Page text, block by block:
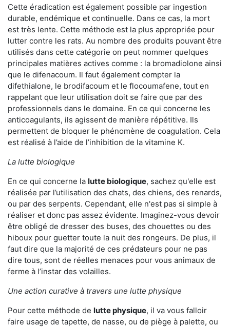
Cette éradication est également possible par ingestion
durable, endémique et continuelle. Dans ce cas, la mort
est très lente. Cette méthode est la plus appropriée pour
lutter contre les rats. Au nombre des produits pouvant être
utilisés dans cette catégorie on peut nommer quelques
principales matières actives comme : la bromadiolone ainsi
que le difenacoum. Il faut également compter la
difethialone, le brodifacoum et le flocoumafene, tout en
rappelant que leur utilisation doit se faire que par des
professionnels dans le domaine. En ce qui concerne les
anticoagulants, ils agissent de manière répétitive. Ils
permettent de bloquer le phénomène de coagulation. Cela
est réalisé à l’aide de l’inhibition de la vitamine K.
La lutte biologique
En ce qui concerne la lutte biologique, sachez qu'elle est
réalisée par l’utilisation des chats, des chiens, des renards,
ou par des serpents. Cependant, elle n'est pas si simple à
réaliser et donc pas assez évidente. Imaginez-vous devoir
être obligé de dresser des buses, des chouettes ou des
hiboux pour guetter toute la nuit des rongeurs. De plus, il
faut dire que la majorité de ces prédateurs pour ne pas
dire tous, sont de réelles menaces pour vous animaux de
ferme à l’instar des volailles.
Une action curative à travers une lutte physique
Pour cette méthode de lutte physique, il va vous falloir
faire usage de tapette, de nasse, ou de piège à palette, ou